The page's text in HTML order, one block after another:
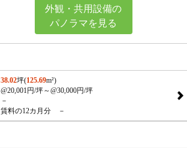
外観・共用設備の
パノラマを見る
38.02坪(125.69m²)
@20,001円/坪～@30,000円/坪
－
賃料の12カ月分 －